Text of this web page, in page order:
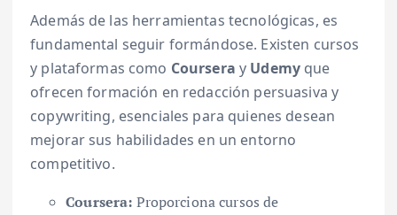
Además de las herramientas tecnológicas, es
fundamental seguir formándose. Existen cursos
y plataformas como Coursera y Udemy que
ofrecen formación en redacción persuasiva y
copywriting, esenciales para quienes desean
mejorar sus habilidades en un entorno
competitivo.
Coursera: Proporciona cursos de